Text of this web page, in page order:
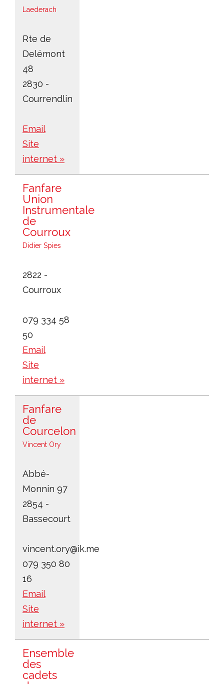
Laederach
Rte de
Delémont
48
2830 -
Courrendlin
Email
Site
internet »
Fanfare
Union
Instrumentale
de
Courroux
Didier Spies
2822 -
Courroux
079 334 58
50
Email
Site
internet »
Fanfare
de
Courcelon
Vincent Ory
Abbé-
Monnin 97
2854 -
Bassecourt
vincent.ory@ik.me
079 350 80
16
Email
Site
internet »
Ensemble
des
cadets